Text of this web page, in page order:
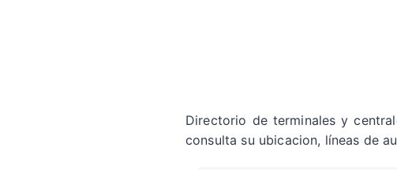
Directorio de terminales y
consulta su ubicacion, líneas de